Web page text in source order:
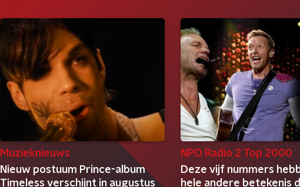
Muzieknieuws
Nieuw postuum Prince-album
Timeless verschijnt in augustus
NPO Radio 2 Top 2000
Deze vijf nummers
hele andere betekenis